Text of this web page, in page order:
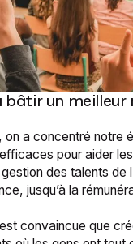
bâtir un meilleur
on a concentré notre
pour aider
des talents de
jusqu’à la
convaincue que